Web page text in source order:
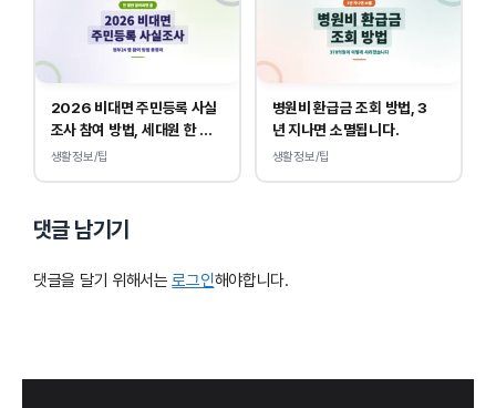
2026 비대면 주민등록 사실
조사 참여 방법, 세대원 한 명
만 하면 됩니다.
생활정보/팁
병원비 환급금 조회 방법, 3
년 지나면 소멸됩니다.
생활정보/팁
댓글 남기기
댓글을 달기 위해서는로그인해야합니다.